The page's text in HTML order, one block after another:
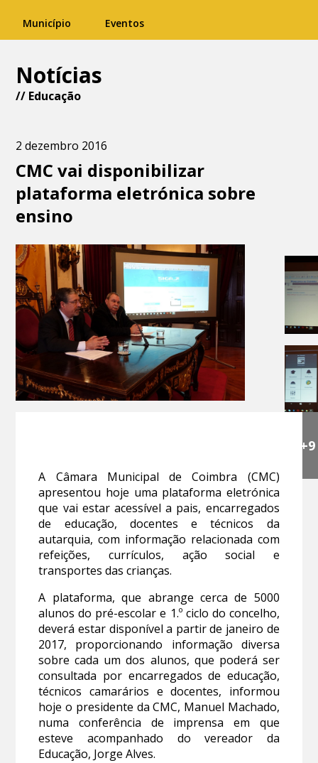
Município Eventos
Notícias
// Educação
2 dezembro 2016
CMC vai disponibilizar
plataforma eletrónica sobre
ensino
+9
A Câmara Municipal de Coimbra (CMC)
apresentou hoje uma plataforma eletrónica
que vai estar acessível a pais, encarregados
de educação, docentes e técnicos da
autarquia, com informação relacionada com
refeições, currículos, ação social e
transportes das crianças.
A plataforma, que abrange cerca de 5000
alunos do pré-escolar e 1.º ciclo do concelho,
deverá estar disponível a partir de janeiro de
2017, proporcionando informação diversa
sobre cada um dos alunos, que poderá ser
consultada por encarregados de educação,
técnicos camarários e docentes, informou
hoje o presidente da CMC, Manuel Machado,
numa conferência de imprensa em que
esteve acompanhado do vereador da
Educação, Jorge Alves.